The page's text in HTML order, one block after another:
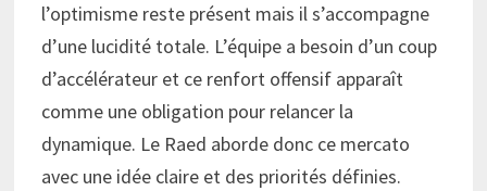
l’optimisme reste présent mais il s’accompagne
d’une lucidité totale. L’équipe a besoin d’un coup
d’accélérateur et ce renfort offensif apparaît
comme une obligation pour relancer la
dynamique. Le Raed aborde donc ce mercato
avec une idée claire et des priorités définies.